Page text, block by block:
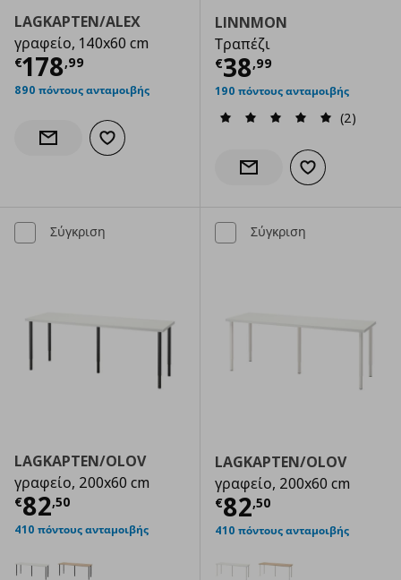
LAGKAPTEN/ALEX
γραφείο, 140x60 cm
€178,99
Τρέχουσα τιμή € 178,99
890 πόντους ανταμοιβής
Ενημέρωση διαθεσιμότητας
Προσθήκη στα αγαπημένα
LINNMON
Τραπέζι
€38,99
Τρέχουσα
190 πόντους ανταμοιβής
(2)
Ενημέρωση διαθεσιμότητας
Προσθήκη στα
Σύγκριση
LAGKAPTEN/OLOV
γραφείο, 200x60 cm
€82,50
Τρέχουσα τιμή € 82,50
410 πόντους ανταμοιβής
Σύγκριση
LAGKAPTEN/OLOV
γραφείο, 200x60 cm
€82,50
Τρέχουσα
410 πόντους ανταμοιβής